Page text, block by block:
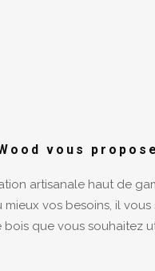
vous
artisanale haut de
mieux vos besoins, il
bois que vous souhaitez